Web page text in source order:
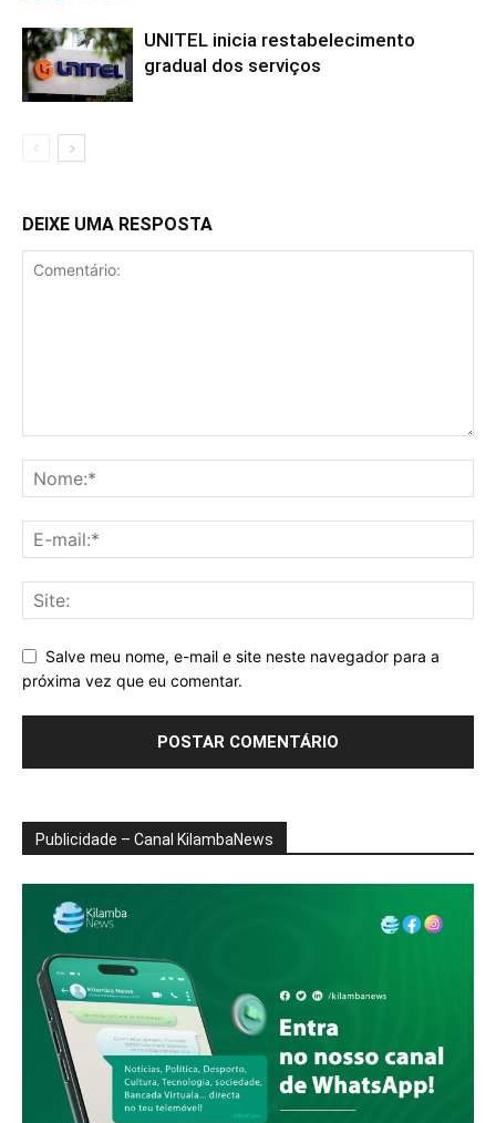
UNITEL inicia restabelecimento
gradual dos serviços
DEIXE UMA RESPOSTA
Salve meu nome, e-mail e site neste navegador para a
próxima vez que eu comentar.
Publicidade – Canal KilambaNews